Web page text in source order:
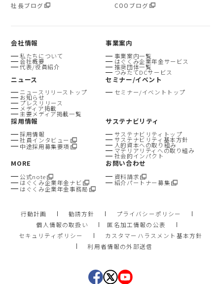
社長ブログ COOブログ
会社情報
私たちについて
会社概要
代表/役員紹介
事業案内
事業案内一覧
はぐくみ企業年金サービス
推奨団体一覧
つみたてDCサービス
ニュース
ニュースリリーストップ
お知らせ
プレスリリース
メディア掲載
主要メディア掲載一覧
セミナー/イベント
セミナー/イベントトップ
採用情報
採用情報
社員インタビュー
中途採用募集要項
サステナビリティ
サステナビリティトップ
サステナビリティ基本方針
人的資本への取り組み
マテリアリティへの取り組み
社会的インパクト
MORE
公式note
はぐくみ企業年金ナビ
はぐくみ企業年金事務局
お問い合わせ
資料請求
紹介パートナー募集
行動計画 勧誘方針
プライバシーポリシー
個人情報の取扱い
匿名加工情報の公表
セキュリティポリシー
カスタマーハラスメント基本方針
利用者情報の外部送信